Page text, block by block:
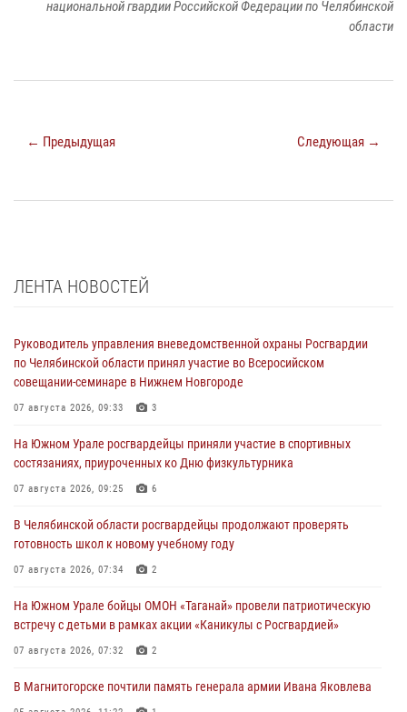
национальной гвардии Российской Федерации по Челябинской
области
← Предыдущая Следующая →
ЛЕНТА НОВОСТЕЙ
Руководитель управления вневедомственной охраны Росгвардии
по Челябинской области принял участие во Всеросийском
совещании-семинаре в Нижнем Новгороде
07 августа 2026, 09:33 3
На Южном Урале росгвардейцы приняли участие в спортивных
состязаниях, приуроченных ко Дню физкультурника
07 августа 2026, 09:25 6
В Челябинской области росгвардейцы продолжают проверять
готовность школ к новому учебному году
07 августа 2026, 07:34 2
На Южном Урале бойцы ОМОН «Таганай» провели патриотическую
встречу с детьми в рамках акции «Каникулы с Росгвардией»
07 августа 2026, 07:32 2
В Магнитогорске почтили память генерала армии Ивана Яковлева